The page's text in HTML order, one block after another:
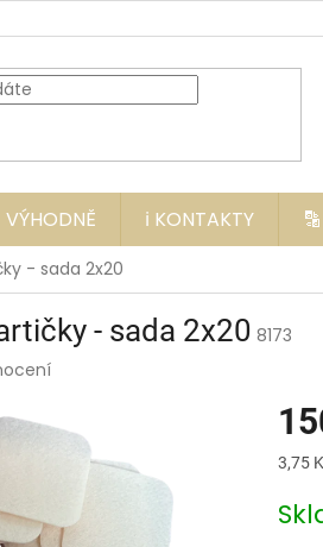
VÝHODNĚ ℹ️ KONTAKTY
- sada 2x20
- sada 2x20 8173
Měrná
3,75